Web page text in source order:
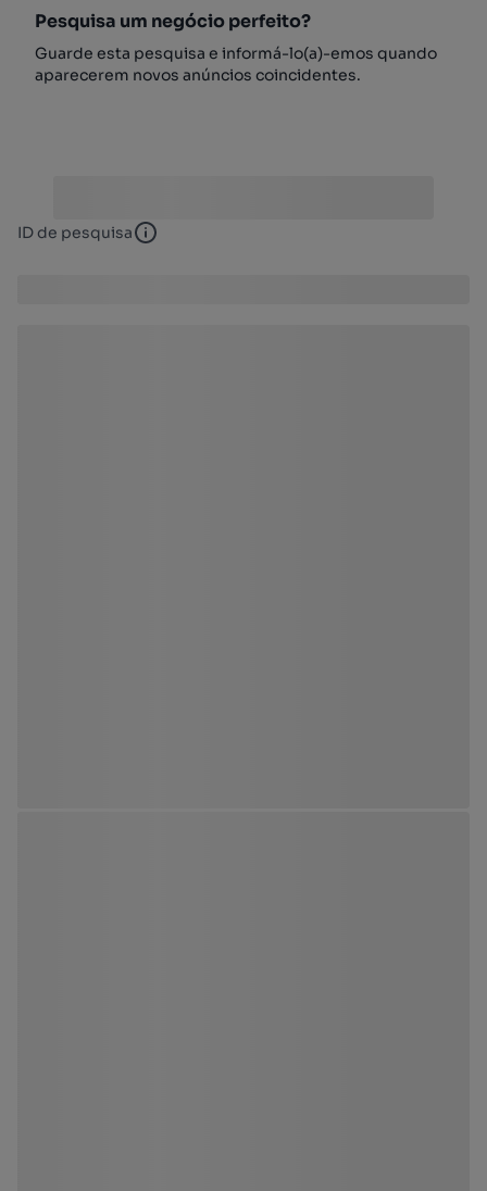
Pesquisa um negócio perfeito?
Guarde esta pesquisa e informá-lo(a)-emos quando
aparecerem novos anúncios coincidentes.
ID de pesquisa ID de pesquisa